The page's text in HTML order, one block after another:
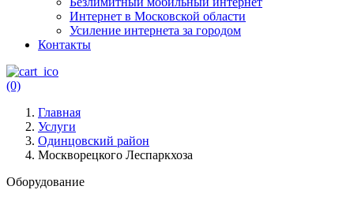
Интернет в Московской области
Усиление интернета за городом
Контакты
(0)
Главная
Услуги
Одинцовский район
Москворецкого Леспаркхоза
Оборудование